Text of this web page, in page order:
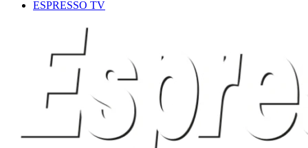
ESPRESSO TV